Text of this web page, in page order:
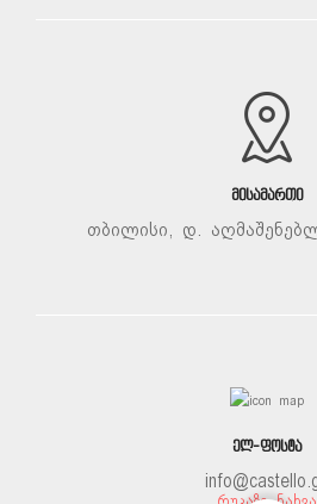
ᲛᲘᲡᲐᲛᲐᲠᲗᲘ
თბილისი, დ.
ᲔᲚ-ᲤᲝᲡᲢᲐ